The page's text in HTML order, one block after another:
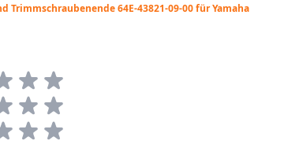
Trimmschraubenende 64E-43821-09-00 für Yamaha